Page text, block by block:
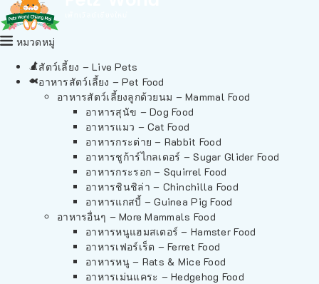
หมวดหมู่
สัตว์เลี้ยง – Live Pets
อาหารสัตว์เลี้ยง – Pet Food
อาหารสัตว์เลี้ยงลูกด้วยนม – Mammal Food
อาหารสุนัข – Dog Food
อาหารแมว – Cat Food
อาหารกระต่าย – Rabbit Food
อาหารชูก้าร์ไกลเดอร์ – Sugar Glider Food
อาหารกระรอก – Squirrel Food
อาหารชินชิล่า – Chinchilla Food
อาหารแกสบี้ – Guinea Pig Food
อาหารอื่นๆ – More Mammals Food
อาหารหนูแฮมสเตอร์ – Hamster Food
อาหารเฟอร์เร็ต – Ferret Food
อาหารหนู – Rats & Mice Food
อาหารเม่นแคระ – Hedgehog Food